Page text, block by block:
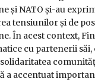
și NATO și-au
tensiunilor și de
În acest context,
cu partenerii săi,
a accentuat